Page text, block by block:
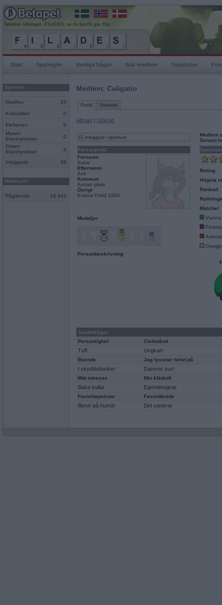
Senaste rullningen, FILADES, av Kickan59 gav 83p
Start Spelregler Vanliga frågor Sök medlem Topplistor
Spelrum
Giraffen 33
Krokodilen 0
Elefanten
0
Musen
Böjningslistan
0
Grisen
Böjningslistan
6
Inloggade 39
Mobilspel
Pågående 18 443
Medlem: Caligatio
Profil Statistik
Allmän | Utökad
Ej inloggad i spelrum
Personprofil
Förnamn
Salve
Efternamn
Ave
Kommun
Annan plats
Övrigt
Kvinna Född 1900
Medaljer
Personbeskrivning
-
Medlem
Senast
Rating
Högsta
Rankad
Matcher
Vunna
Snabbfrågor
Personlighet
Civilstånd
Tuff Ungkarl
Boende Jag lyssnar helst på
I skyddsbunker Datorns surr
Mitt intresse Min klädstil
Baka bullar Egendesignat
Favoritspelrum Favoritbräde
Beror på humör Det varierar